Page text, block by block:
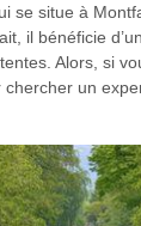
se situe à
il bénéficie
Alors, si
un